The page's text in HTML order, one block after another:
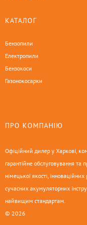
КАТАЛОГ
Бензопили
Електропили
Бензокоси
Газонокосарки
ПРО КОМПАНІЮ
Офіційний дилер у Харкові,
гарантійне обслуговування
німецької якості,
сучасних акумуляторних
найвищим стандартам.
© 2026